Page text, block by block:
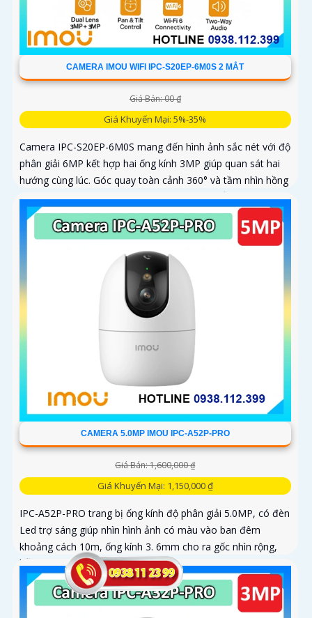
CAMERA IMOU WIFI IPC-S20EP-6M0S 2 MẮT
Giá Bán: 00 ₫
Giá Khuyến Mại: 5%-35%
Camera IPC-S20EP-6M0S mang đến hình ảnh sắc nét với độ
phân giải 6MP kết hợp hai ống kính 3MP giúp quan sát hai
hướng cùng lúc. Góc quay toàn cảnh 360° và tầm nhìn hồng
ngoại 15m cho phép ghi hình rõ nét cả ngày lẫn đêm
CAMERA 5.0MP IMOU IPC-A52P-PRO
Giá Bán: 1,600,000 ₫
Giá Khuyến Mại: 1,150,000 ₫
IPC-A52P-PRO trang bị ống kính độ phân giải 5.0MP, có đèn
Led trợ sáng giúp nhìn hình ảnh có màu vào ban đêm
khoảng cách 10m, ống kính 3. 6mm cho ra gốc nhìn rộng,
hỗ trợ công...